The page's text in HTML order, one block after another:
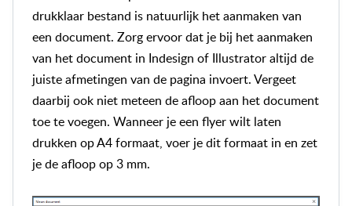
drukklaar bestand is natuurlijk het aanmaken van
een document. Zorg ervoor dat je bij het aanmaken
van het document in Indesign of Illustrator altijd de
juiste afmetingen van de pagina invoert. Vergeet
daarbij ook niet meteen de afloop aan het document
toe te voegen. Wanneer je een flyer wilt laten
drukken op A4 formaat, voer je dit formaat in en zet
je de afloop op 3 mm.